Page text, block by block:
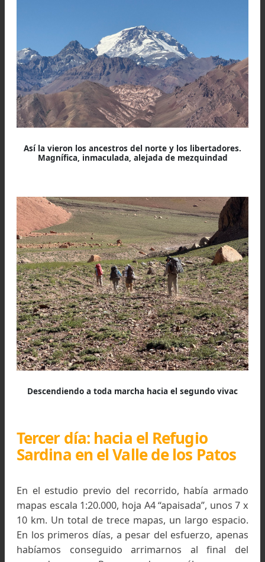
El grupo de jinetes con el que dialogan. Algunos de
clientes están preocupados por la intensa jornada
les esperaba: traspasar el histórico Portezuelo del
Espinacito
La altitud alivia el calor, la vista impone en
y al sur…y nosotros, como en un
queda perder altura brutalmente y
agua y la leña que permitan cocer el guiso
lentejas que hoy nos toca.
Este vivac tiene a la vista una maravillosa
rodeada de una vasta ladera que el sol del
tiñe de rojo intenso.
Algunos desajustes hacen que las lentejas
crudas y las ollas revestidas de un denso
negro que solo la pericia de Inés consigue